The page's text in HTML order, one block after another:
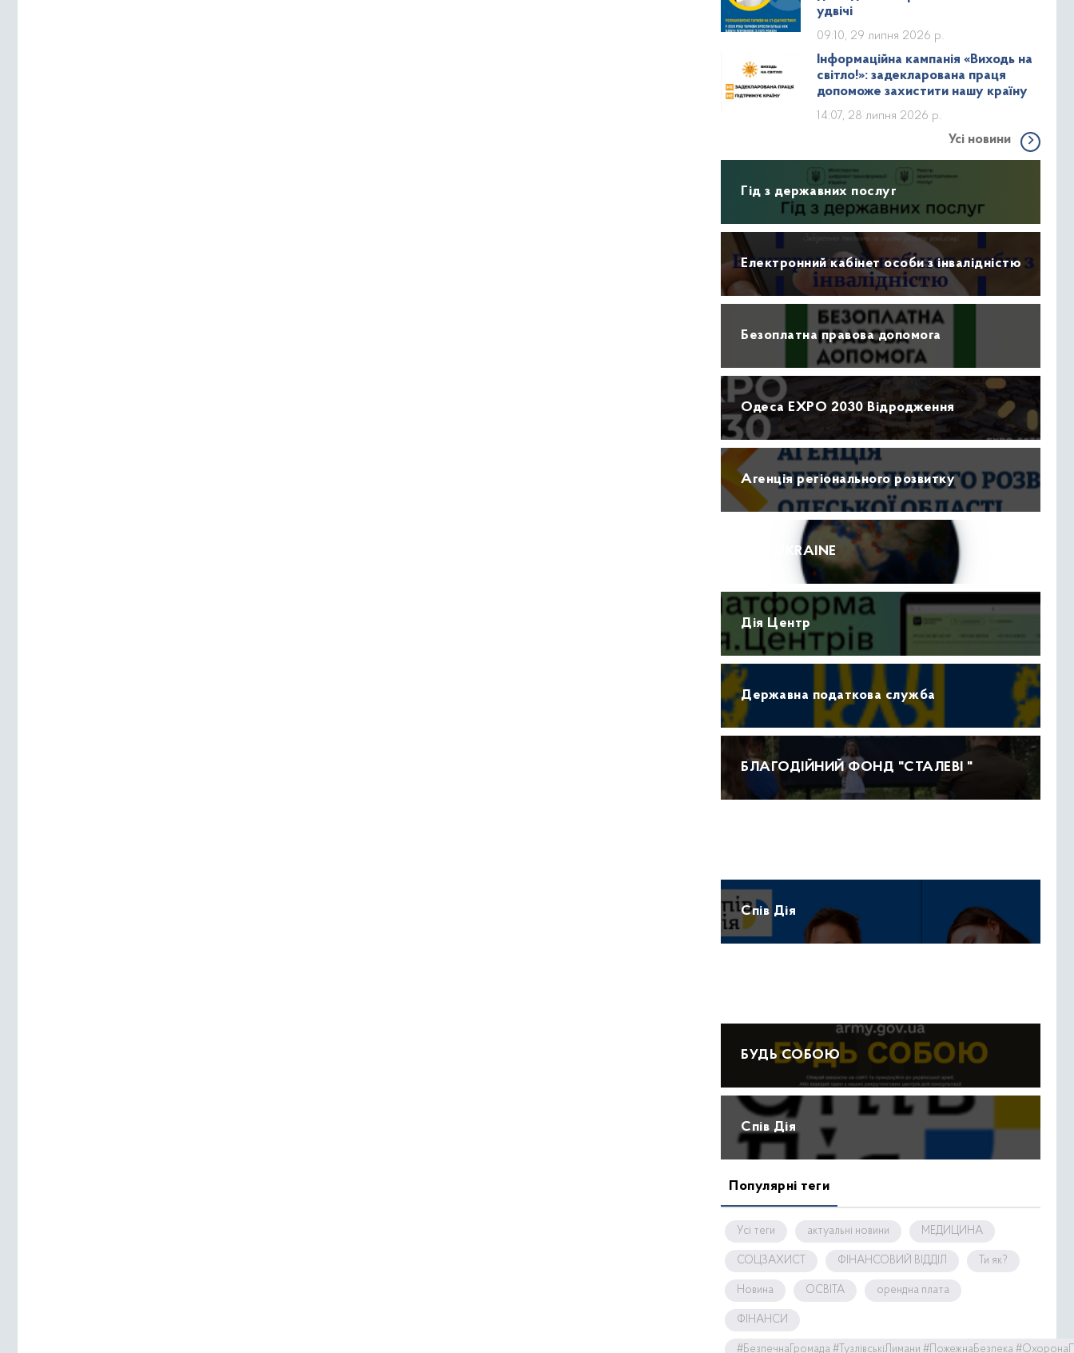
удвічі
09:10, 29 липня 2026 р.
Інформаційна кампанія «Виходь на
світло!»: задекларована праця
допоможе захистити нашу країну
14:07, 28 липня 2026 р.
Усі новини
Гід з державних послуг
Електронний кабінет особи з інвалідністю
Безоплатна правова допомога
Одеса EXPO 2030 Відродження
Агенція регіонального розвитку
ПРО UKRAINE
Дія Центр
Державна податкова служба
БЛАГОДІЙНИЙ ФОНД "СТАЛЕВІ "
Спів Дія
БУДЬ СОБОЮ
Спів Дія
Популярні теги
Усі теги актуальні новини МЕДИЦИНА
СОЦЗАХИСТ ФІНАНСОВИЙ ВІДДІЛ Ти як?
Новина ОСВІТА орендна плата
ФІНАНСИ
#БезпечнаГромада #ТузлівськіЛимани #ПожежнаБезпека